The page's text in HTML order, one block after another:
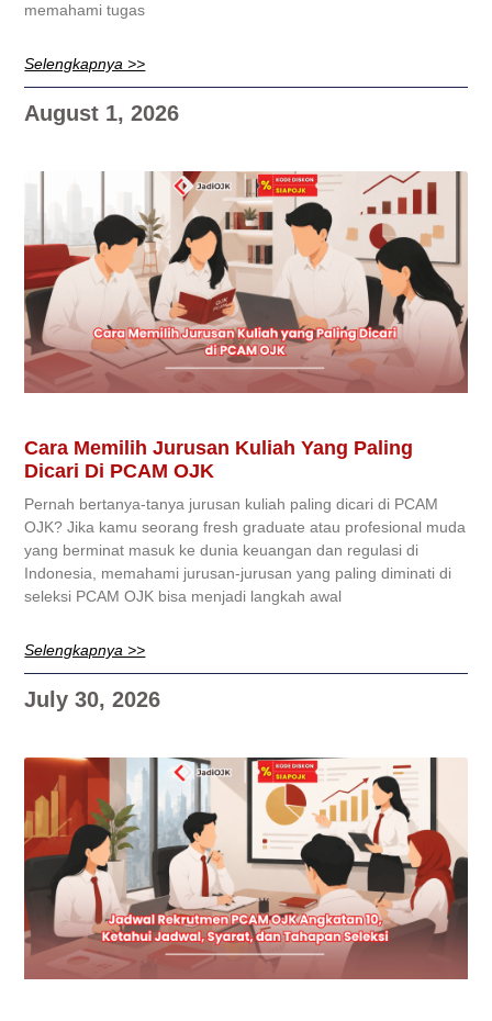
memahami tugas
Selengkapnya >>
August 1, 2026
Cara Memilih Jurusan Kuliah Yang Paling
Dicari Di PCAM OJK
Pernah bertanya-tanya jurusan kuliah paling dicari di PCAM
OJK? Jika kamu seorang fresh graduate atau profesional muda
yang berminat masuk ke dunia keuangan dan regulasi di
Indonesia, memahami jurusan-jurusan yang paling diminati di
seleksi PCAM OJK bisa menjadi langkah awal
Selengkapnya >>
July 30, 2026